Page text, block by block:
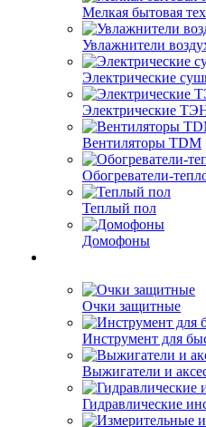
Мелкая бытовая
Увлажнители
Электрические
Электрические
Вентиляторы TDM
Обогреватели-
Теплый пол
Домофоны
Очки защитные
Инструмент для
Выжигатели и
Гидравлические